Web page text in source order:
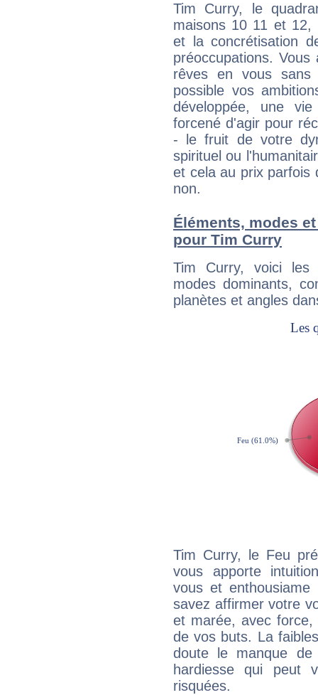
Tim Curry, le
maisons 10 11 et 12,
et la concrétisation
préoccupations.
rêves en vous sans
possible vos
développée, une
forcené d'agir pour
- le fruit de votre
spirituel ou
et cela au prix parfois
non.
Éléments, modes
pour Tim Curry
Tim Curry, voici les
modes dominants,
planètes et angles
Tim Curry, le Feu
vous apporte
vous et
savez affirmer votre
et marée, avec
de vos buts. La
doute le manque
hardiesse qui peut
risquées.